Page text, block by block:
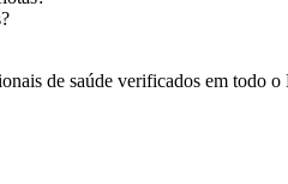
?
de saúde verificados em todo